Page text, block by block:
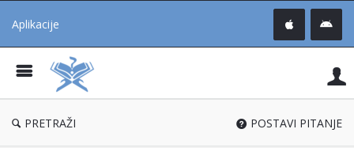
Aplikacije
®
PRETRAŽI POSTAVI PITANJE